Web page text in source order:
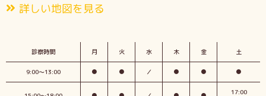
詳しい地図を見る
診察時間 月 火 水 木 金 土
9:00〜13:00 ● ● ／ ● ● ●
17:00